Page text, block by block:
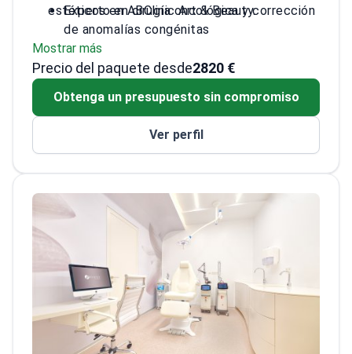
estéticos en ABClinic Art & Beauty.
Experto en cirugía oncológica y corrección
de anomalías congénitas
Amplia experiencia en el tratamiento de
deformidades postraumáticas y
Se centra en resultados tanto funcionales
Mostrar más
Precio del paquete desde2820 €
Obtenga un presupuesto sin compromiso
Ver perfil